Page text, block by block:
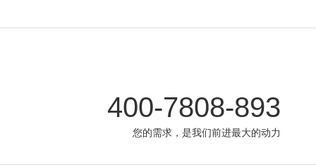
400-7808-893
您的需求，是我们前进最大的动力